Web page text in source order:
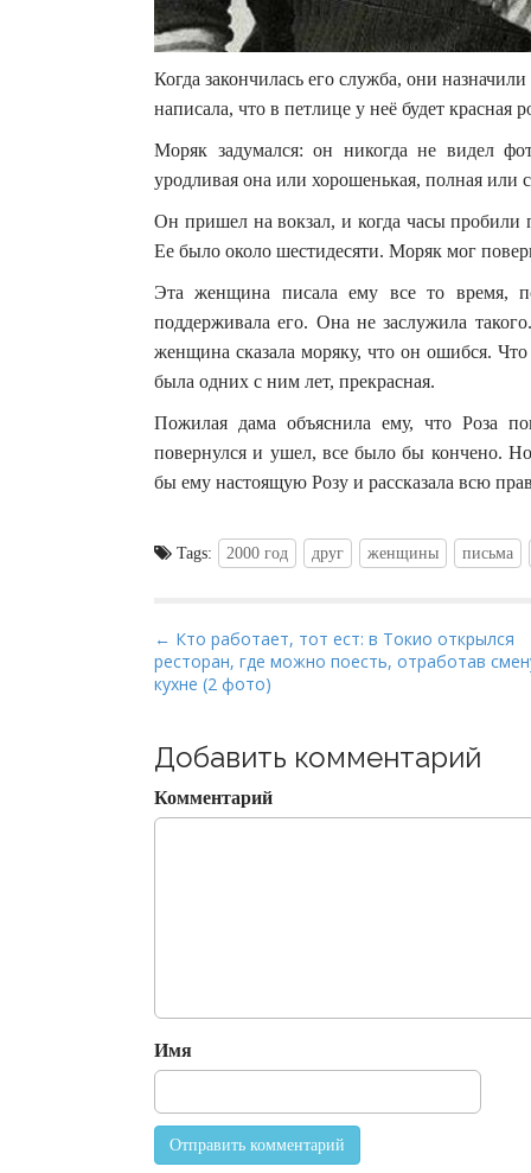
Когда закончилась его служба, они
написала, что в петлице у неё будет красная
Моряк задумался: он никогда не видел
уродливая она или хорошенькая, полная или
Он пришел на вокзал, и когда часы пробили
Ее было около шестидесяти. Моряк мог
Эта женщина писала ему все то время,
поддерживала его. Она не заслужила
женщина сказала моряку, что он ошибся.
была одних с ним лет, прекрасная.
Пожилая дама объяснила ему, что Роза
повернулся и ушел, все было бы кончено.
бы ему настоящую Розу и рассказала всю
Tags: 2000 год друг женщины письма
P
o
s
n
a
v
o
n
← Кто работает, тот ест: в Токио открылся
ресторан, где можно поесть, отработав
кухне (2 фото)
Добавить комментарий
Комментарий
Имя